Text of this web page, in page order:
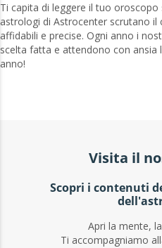
Ti capita di leggere il tuo oroscopo
astrologi di Astrocenter scrutano il
affidabili e precise. Ogni anno i
scelta fatta e attendono con ansia
anno!
Visita il
Scopri i contenuti
Apri la mente,
Ti accompagniamo